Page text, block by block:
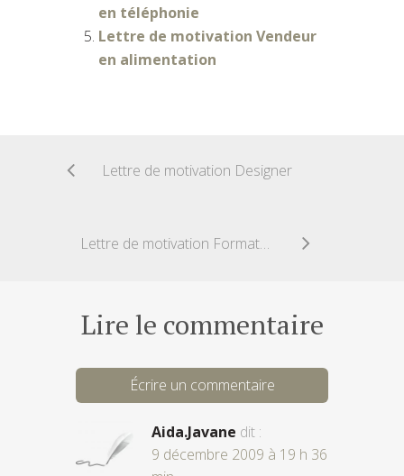
en téléphonie
Lettre de motivation Vendeur
en alimentation
Lettre de motivation Designer
Lettre de motivation Formateur
Lire le commentaire
Écrire un commentaire
Aida.Javane dit :
9 décembre 2009 à 19 h 36